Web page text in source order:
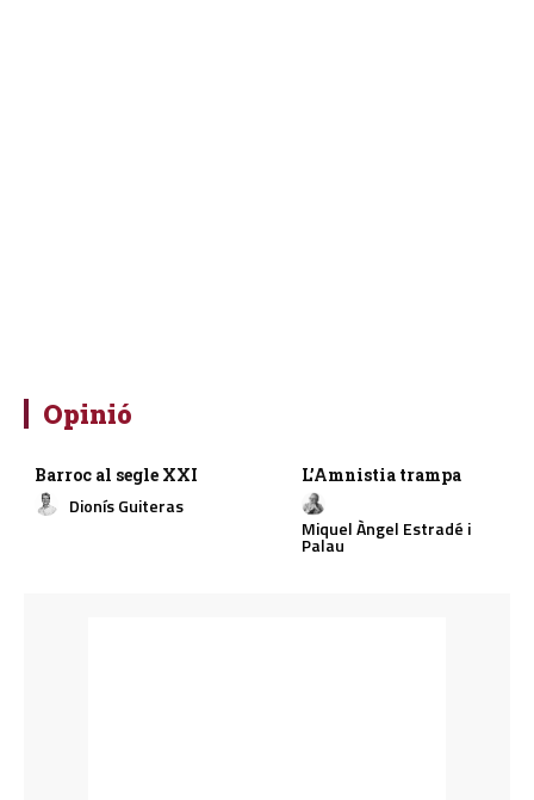
Opinió
Barroc al segle XXI
Dionís Guiteras
L’Amnistia trampa
Miquel Àngel Estradé i
Palau